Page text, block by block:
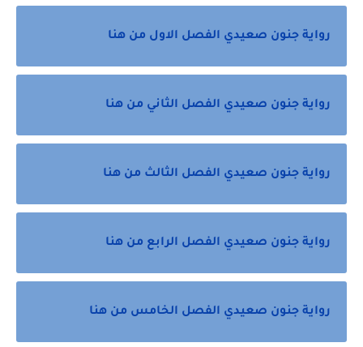
رواية جنون صعيدي الفصل الاول من هنا
رواية جنون صعيدي الفصل الثاني من هنا
رواية جنون صعيدي الفصل الثالث من هنا
رواية جنون صعيدي الفصل الرابع من هنا
رواية جنون صعيدي الفصل الخامس من هنا